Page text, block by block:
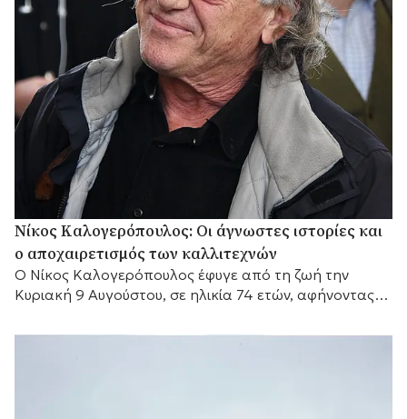
Νίκος Καλογερόπουλος: Οι άγνωστες ιστορίες και
ο αποχαιρετισμός των καλλιτεχνών
Ο Νίκος Καλογερόπουλος έφυγε από τη ζωή την
Κυριακή 9 Αυγούστου, σε ηλικία 74 ετών, αφήνοντας